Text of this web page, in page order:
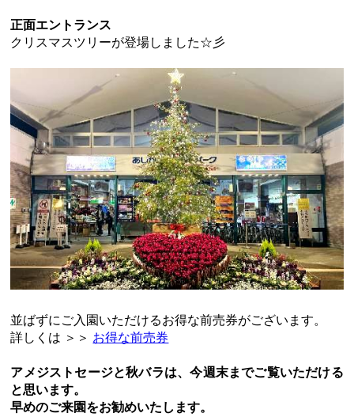
正面エントランス
クリスマスツリーが登場しました☆彡
並ばずにご入園いただけるお得な前売券がございます。
詳しくは ＞＞ お得な前売券
アメジストセージと秋バラは、今週末までご覧いただける
と思います。
早めのご来園をお勧めいたします。